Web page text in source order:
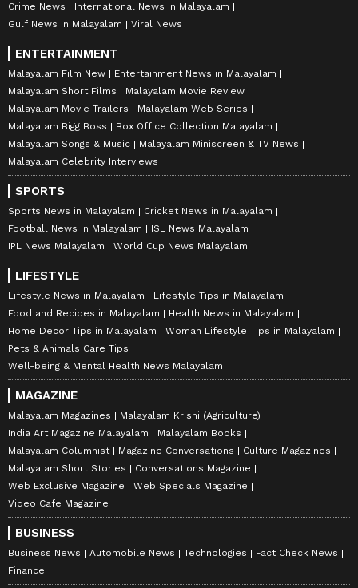
Crime News
International News in Malayalam
Gulf News in Malayalam
Viral News
ENTERTAINMENT
Malayalam Film New
Entertainment News in Malayalam
Malayalam Short Films
Malayalam Movie Review
Malayalam Movie Trailers
Malayalam Web Series
Malayalam Bigg Boss
Box Office Collection Malayalam
Malayalam Songs & Music
Malayalam Miniscreen & TV News
Malayalam Celebrity Interviews
SPORTS
Sports News in Malayalam
Cricket News in Malayalam
Football News in Malayalam
ISL News Malayalam
IPL News Malayalam
World Cup News Malayalam
LIFESTYLE
Lifestyle News in Malayalam
Lifestyle Tips in Malayalam
Food and Recipes in Malayalam
Health News in Malayalam
Home Decor Tips in Malayalam
Woman Lifestyle Tips in Malayalam
Pets & Animals Care Tips
Well-being & Mental Health News Malayalam
MAGAZINE
Malayalam Magazines
Malayalam Krishi (Agriculture)
India Art Magazine Malayalam
Malayalam Books
Malayalam Columnist
Magazine Conversations
Culture Magazines
Malayalam Short Stories
Conversations Magazine
Web Exclusive Magazine
Web Specials Magazine
Video Cafe Magazine
BUSINESS
Business News Automobile News Technologies
Fact Check News
Finance